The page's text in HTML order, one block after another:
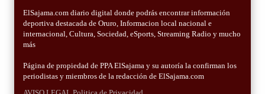
ElSajama.com diario digital donde podrás encontrar información
deportiva destacada de Oruro, Informacion local nacional e
internacional, Cultura, Sociedad, eSports, Streaming Radio y mucho
más
Página de propiedad de PPA ElSajama y su autoría la confirman los
periodistas y miembros de la redacción de ElSajama.com